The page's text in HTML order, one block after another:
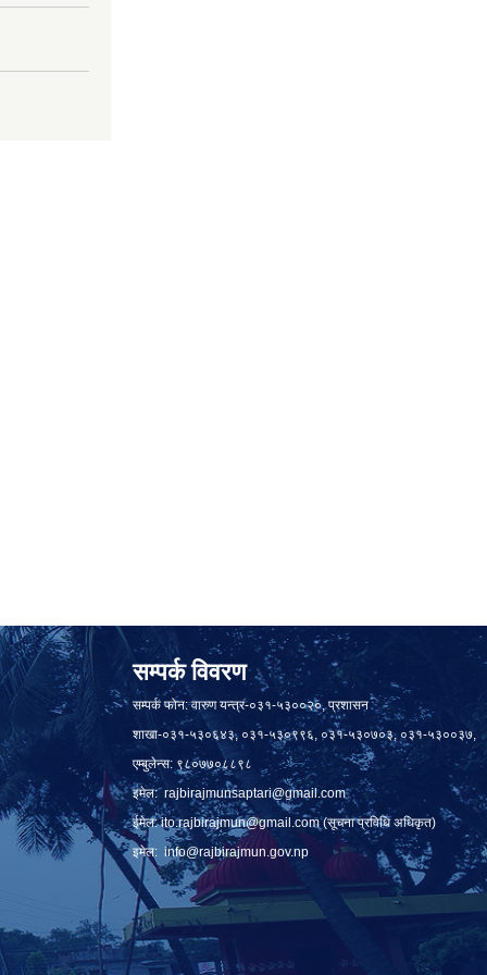
सम्पर्क विवरण
सम्पर्क फोन: वारुण यन्त्र-०३१-५३००२०, प्रशासन
शाखा-०३१-५३०६४३, ०३१-५३०९९६, ०३१-५३०७०३, ०३१-५३००३७,
एम्बुलेन्स: ९८०७७०८८९८
इमेल:rajbirajmunsaptari@gmail.com
ईमेल:ito.rajbirajmun@gmail.com(सूचना प्रविधि अधिकृत)
इमेल: info@rajbirajmun.gov.np